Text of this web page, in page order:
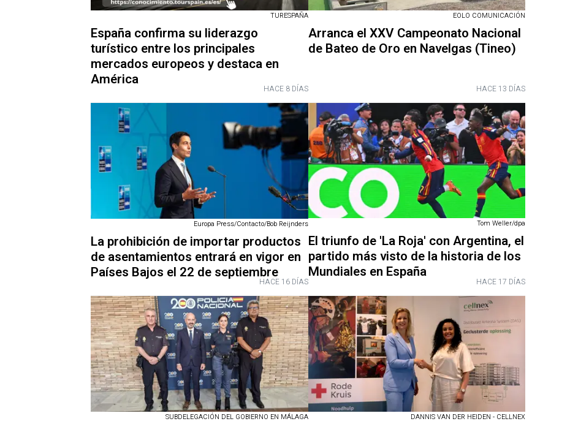
TURESPAÑA
España confirma su liderazgo
turístico entre los principales
mercados europeos y destaca en
América
HACE 8 DÍAS
EOLO COMUNICACIÓN
Arranca el XXV Campeonato Nacional
de Bateo de Oro en Navelgas (Tineo)
HACE 13 DÍAS
Europa Press/Contacto/Bob Reijnders
La prohibición de importar productos
de asentamientos entrará en vigor en
Países Bajos el 22 de septiembreHACE 16 DÍAS
Tom Weller/dpa
El triunfo de 'La Roja' con Argentina, el
partido más visto de la historia de los
Mundiales en España
HACE 17 DÍAS
SUBDELEGACIÓN DEL GOBIERNO EN MÁLAGA DANNIS VAN DER HEIDEN - CELLNEX